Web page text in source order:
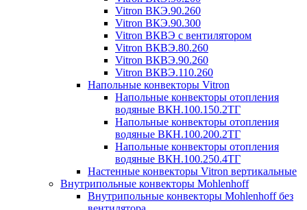
Vitron ВКЭ.90.260
Vitron ВКЭ.90.300
Vitron ВКВЭ с вентилятором
Vitron ВКВЭ.80.260
Vitron ВКВЭ.90.260
Vitron ВКВЭ.110.260
Напольные конвекторы Vitron
Напольные конвекторы отопления
водяные ВКН.100.150.2ТГ
Напольные конвекторы отопления
водяные ВКН.100.200.2ТГ
Напольные конвекторы отопления
водяные ВКН.100.250.4ТГ
Настенные конвекторы Vitron вертикальные
Внутрипольные конвекторы Mohlenhoff
Внутрипольные конвекторы Mohlenhoff без